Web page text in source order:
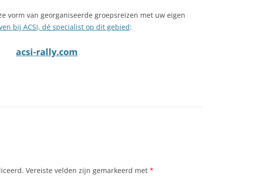
vorm van georganiseerde groepsreizen met uw eigen
bij ACSI, dé specialist op dit gebied:
acsi-rally.com
Vereiste velden zijn gemarkeerd met *